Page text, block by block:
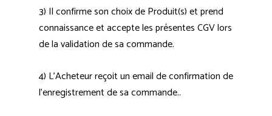
3) Il confirme son choix de Produit(s) et prend
connaissance et accepte les présentes CGV lors
de la validation de sa commande.
4) L’Acheteur reçoit un email de confirmation de
l’enregistrement de sa commande..